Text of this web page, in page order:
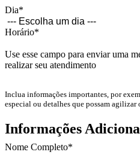
Dia*
Horário*
Use esse campo para enviar uma
realizar seu atendimento
Inclua informações importantes, por
especial ou detalhes que possam agilizar
Informações
Nome Completo*